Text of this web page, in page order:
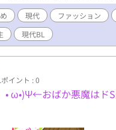
いた幸田は、必ず礼をする
日、学生の部屋を訪ねた幸田
がされガチの幸田ですが、
が主人公ですが、姫季視点も
門用語が正しく使われてい
※ 現代文学にBL要素を加
なし、ご注意ください。 ※
三幕を追記したいなと思っ
トリー作品★最終結果2397
ました★
現代 ファッション
現代BL
イント : 0
ω•)Ψ←おばか悪魔はド